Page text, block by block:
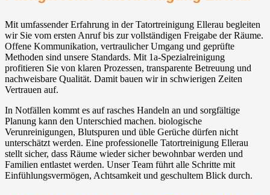
Mit umfassender Erfahrung in der Tatortreinigung Ellerau begleiten
wir Sie vom ersten Anruf bis zur vollständigen Freigabe der Räume.
Offene Kommunikation, vertraulicher Umgang und geprüfte
Methoden sind unsere Standards. Mit 1a-Spezialreinigung
profitieren Sie von klaren Prozessen, transparente Betreuung und
nachweisbare Qualität. Damit bauen wir in schwierigen Zeiten
Vertrauen auf.
In Notfällen kommt es auf rasches Handeln an und sorgfältige
Planung kann den Unterschied machen. biologische
Verunreinigungen, Blutspuren und üble Gerüche dürfen nicht
unterschätzt werden. Eine professionelle Tatortreinigung Ellerau
stellt sicher, dass Räume wieder sicher bewohnbar werden und
Familien entlastet werden. Unser Team führt alle Schritte mit
Einfühlungsvermögen, Achtsamkeit und geschultem Blick durch.